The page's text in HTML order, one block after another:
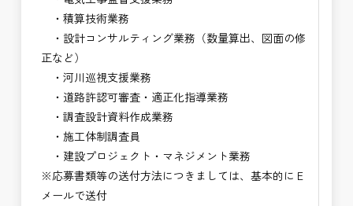
・積算技術業務
・設計コンサルティング業務（数量算出、図面の修
正など）
・河川巡視支援業務
・道路許認可審査・適正化指導業務
・調査設計資料作成業務
・施工体制調査員
・建設プロジェクト・マネジメント業務
※応募書類等の送付方法につきましては、基本的にＥ
メールで送付